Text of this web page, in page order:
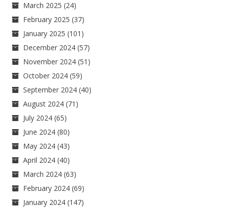
March 2025 (24)
February 2025 (37)
January 2025 (101)
December 2024 (57)
November 2024 (51)
October 2024 (59)
September 2024 (40)
August 2024 (71)
July 2024 (65)
June 2024 (80)
May 2024 (43)
April 2024 (40)
March 2024 (63)
February 2024 (69)
January 2024 (147)